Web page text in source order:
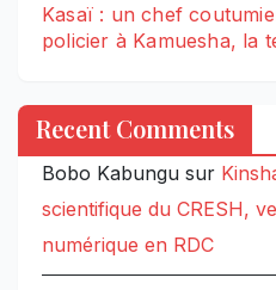
Kasaï : un chef
policier à Kamuesha, la
Recent Comments
Bobo Kabungu sur
scientifique du CRESH,
numérique en RDC